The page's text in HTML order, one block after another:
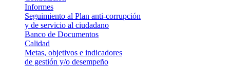
Informes
Seguimiento al Plan anti-corrupción
y de servicio al ciudadano
Banco de Documentos
Calidad
Metas, objetivos e indicadores
de gestión y/o desempeño